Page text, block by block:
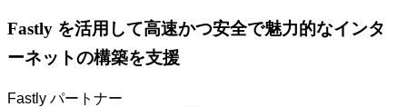
Fastly を活用して高速かつ安全で魅力的なインタ
ーネットの構築を支援
Fastly パートナー